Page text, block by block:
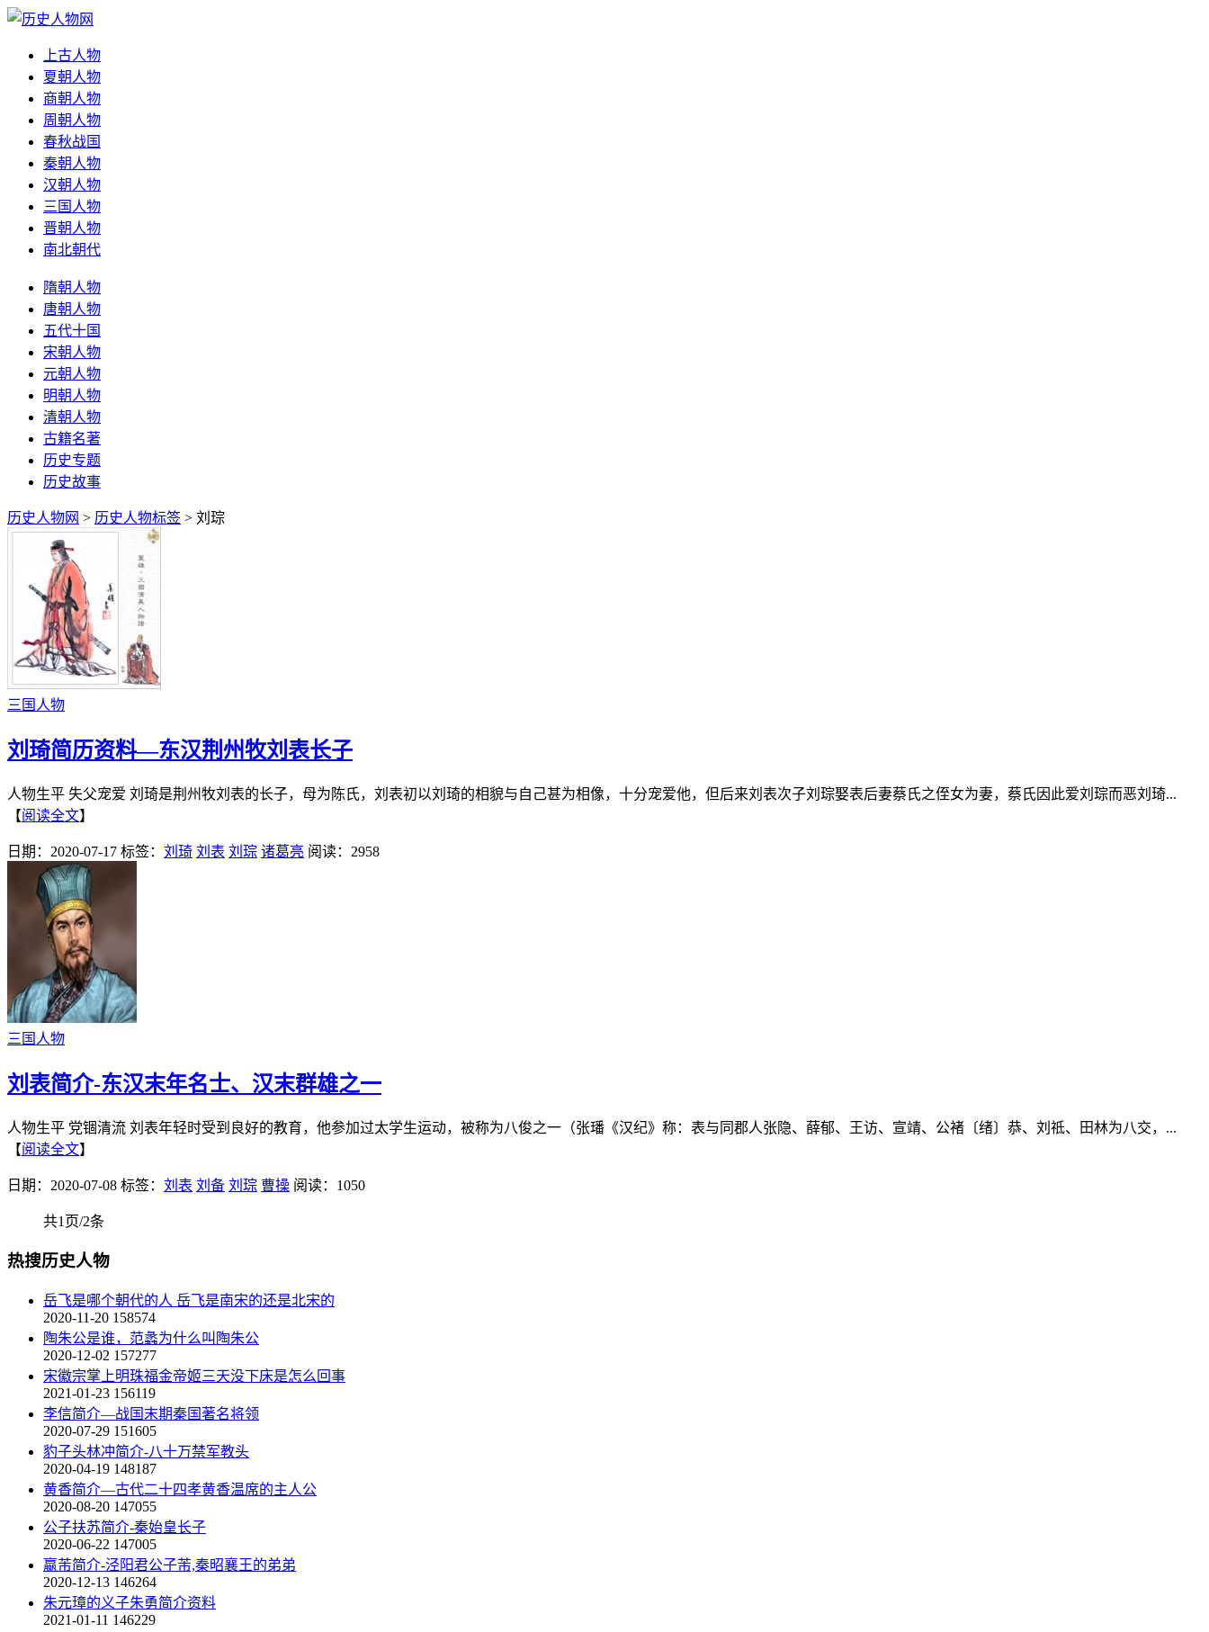
上古人物
夏朝人物
商朝人物
周朝人物
春秋战国
秦朝人物
汉朝人物
三国人物
晋朝人物
南北朝代
隋朝人物
唐朝人物
五代十国
宋朝人物
元朝人物
明朝人物
清朝人物
古籍名著
历史专题
历史故事
历史人物网 > 历史人物标签 > 刘琮
三国人物
刘琦简历资料—东汉荆州牧刘表长子
人物生平 失父宠爱 刘琦是荆州牧刘表的长子，母为陈氏，刘表初以刘琦的相貌与自己甚为相像，十分宠爱他，但后来刘表次子刘琮娶表后妻蔡氏之侄女为妻，蔡氏因此爱刘琮而恶刘琦...
【阅读全文】
日期：2020-07-17 标签： 刘琦 刘表 刘琮 诸葛亮 阅读：2958
三国人物
刘表简介-东汉末年名士、汉末群雄之一
人物生平 党锢清流 刘表年轻时受到良好的教育，他参加过太学生运动，被称为八俊之一（张璠《汉纪》称：表与同郡人张隐、薛郁、王访、宣靖、公褚〔绪〕恭、刘祗、田林为八交，...
【阅读全文】
日期：2020-07-08 标签： 刘表 刘备 刘琮 曹操 阅读：1050
共1页/2条
热搜历史人物
岳飞是哪个朝代的人 岳飞是南宋的还是北宋的
2020-11-20 158574
陶朱公是谁，范蠡为什么叫陶朱公
2020-12-02 157277
宋徽宗掌上明珠福金帝姬三天没下床是怎么回事
2021-01-23 156119
李信简介—战国末期秦国著名将领
2020-07-29 151605
豹子头林冲简介-八十万禁军教头
2020-04-19 148187
黄香简介—古代二十四孝黄香温席的主人公
2020-08-20 147055
公子扶苏简介-秦始皇长子
2020-06-22 147005
嬴芾简介-泾阳君公子芾,秦昭襄王的弟弟
2020-12-13 146264
朱元璋的义子朱勇简介资料
2021-01-11 146229